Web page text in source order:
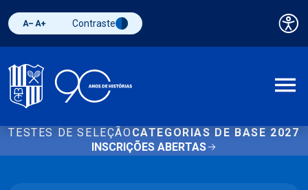
Diminuir fonte
Aumentar fonteAlternar contraste
Contraste
TESTES DE SELEÇÃO CATEGORIAS DE BASE 2027
INSCRIÇÕES ABERTAS